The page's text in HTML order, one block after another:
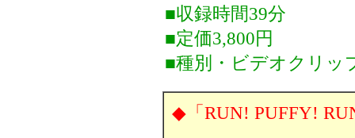
■収録時間39分
■定価3,800円
■種別・ビデオクリッ
◆「RUN! PUFFY!